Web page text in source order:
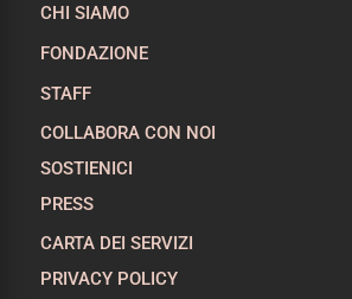
CHI SIAMO
FONDAZIONE
STAFF
COLLABORA CON NOI
SOSTIENICI
PRESS
CARTA DEI SERVIZI
PRIVACY POLICY